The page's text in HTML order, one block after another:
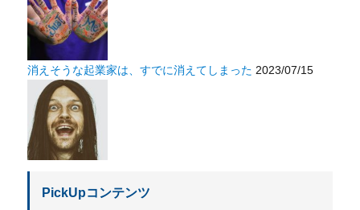
消えそうな起業家は、すでに消えてしまった 2023/07/15
PickUpコンテンツ